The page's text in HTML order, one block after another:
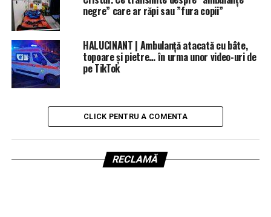
negre” care ar răpi sau ”fura copii”
HALUCINANT | Ambulanță atacată cu bâte,
topoare și pietre… în urma unor video-uri de
pe TikTok
CLICK PENTRU A COMENTA
RECLAMĂ